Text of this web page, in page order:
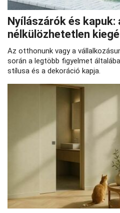
Nyílászárók és
nélkülözhetetlen
Az otthonunk vagy a
során a legtöbb figyelmet
stílusa és a dekoráció kapja.